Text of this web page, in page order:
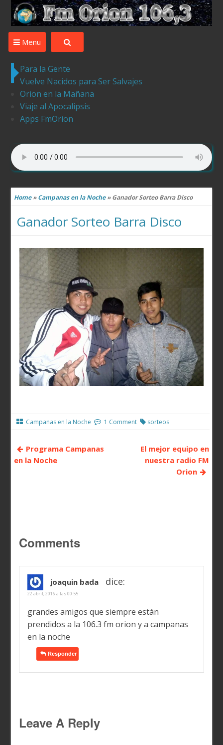
Desde Ledesma para el Mundo la mejor musica ,tu
Menu
Para la Gente
Vuelve Nacidos para Ser Salvajes
Orion en la Mañana
Viaje al Apocalipsis
Apps FmOrion
Home»Campanas en la Noche»Ganador Sorteo Barra Disco
Ganador Sorteo Barra Disco
Campanas en la Noche 1 Comment sorteos
Programa Campanas
en la Noche
El mejor equipo en
nuestra radio FM
Orion
Comments
joaquin bada dice:
22 abril, 2016 a las 00:55
grandes amigos que siempre están
prendidos a la 106.3 fm orion y a campanas
en la noche
Responder
Leave A Reply